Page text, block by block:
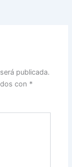
publicada.
con *